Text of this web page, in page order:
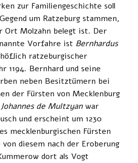
zur Familiengeschichte soll
um Ratzeburg stammen,
Ort Molzahn belegt ist. Der
Vorfahre ist Bernhardus
ratzeburgischer
1194. Bernhard und seine
neben Besitztümern bei
der Fürsten von Mecklenburg
Johannes de Multzyanwar
und erscheint um 1230
mecklenburgischen Fürsten
von diesem nach der Eroberung
dort als Vogt